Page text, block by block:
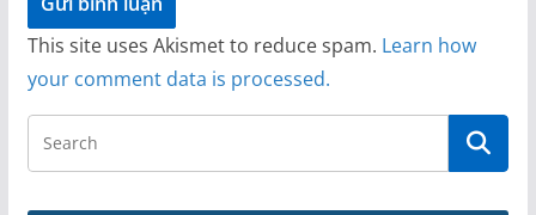
This site uses Akismet to reduce spam. Learn how
your comment data is processed.